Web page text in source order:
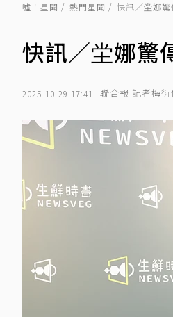
噓！星聞 熱門星聞 快訊／坣娜驚
快訊／坣娜驚
2025-10-29 17:41 聯合報 記者梅